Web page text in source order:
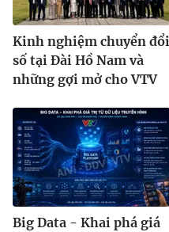
Kinh nghiệm chuyển đổi
số tại Đài Hồ Nam và
những gợi mở cho VTV
Big Data - Khai phá giá